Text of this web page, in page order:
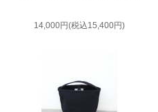
14,000円(税込15,400円)